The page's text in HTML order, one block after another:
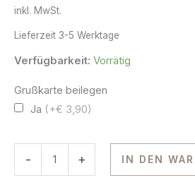
inkl. MwSt.
Lieferzeit 3-5 Werktage
Verfügbarkeit: Vorrätig
Grußkarte beilegen
Ja (+€ 3,90)
- + IN DEN